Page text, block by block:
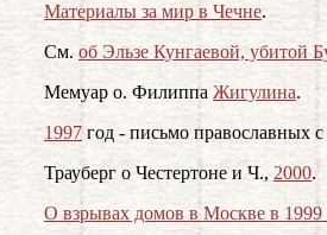
Материалы за мир в Чечне.
См.об Эльзе Кунгаевой, убитой
Мемуар о. Филиппа Жигулина.
1997 год - письмо православных
Трауберг о Честертоне и Ч., 2000.
О взрывах домов в Москве в 1999